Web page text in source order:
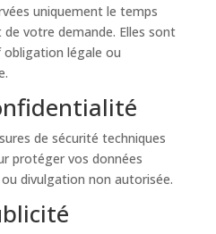
uniquement le temps
votre demande. Elles sont
obligation légale ou
de sécurité techniques
protéger vos données
divulgation non autorisée.